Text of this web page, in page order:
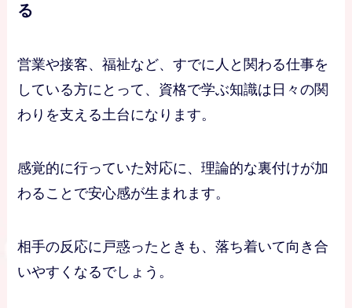
る
営業や接客、福祉など、すでに人と関わる仕事を
している方にとって、資格で学ぶ知識は日々の関
わりを支える土台になります。
感覚的に行っていた対応に、理論的な裏付けが加
わることで安心感が生まれます。
相手の反応に戸惑ったときも、落ち着いて向き合
いやすくなるでしょう。